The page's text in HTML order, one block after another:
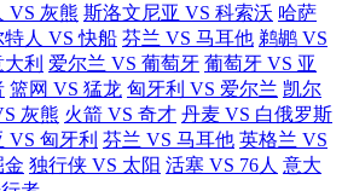
VS 灰熊 斯洛文尼亚 VS 科索沃 哈萨
特人 VS 快船 芬兰 VS 马耳他 鹈鹕 VS
利 爱尔兰 VS 葡萄牙 葡萄牙 VS 亚
篮网 VS 猛龙 匈牙利 VS 爱尔兰 凯尔
灰熊 火箭 VS 奇才 丹麦 VS 白俄罗斯
VS 匈牙利 芬兰 VS 马耳他 英格兰 VS
金 独行侠 VS 太阳 活塞 VS 76人 意大